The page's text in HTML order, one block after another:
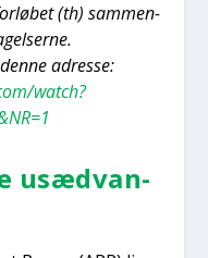
(th) sam­men­
adres­se:
watch?
usæd­van­